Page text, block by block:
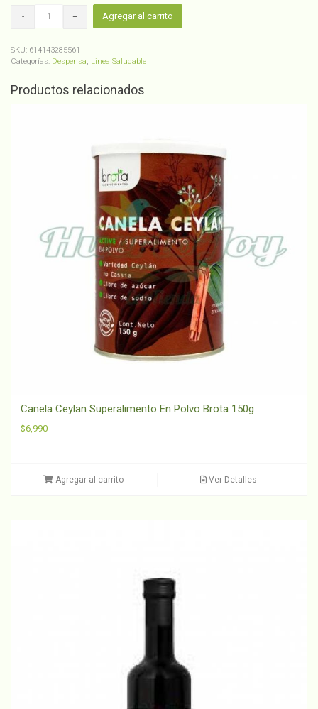
AllNuts
200gr
Agregar al carrito
SKU: 614143285561
Categorías: Despensa Linea Saludable
Productos relacionados
Canela Ceylan Superalimento En Polvo Brota 150g
$6,990
Agregar al carrito Ver Detalles